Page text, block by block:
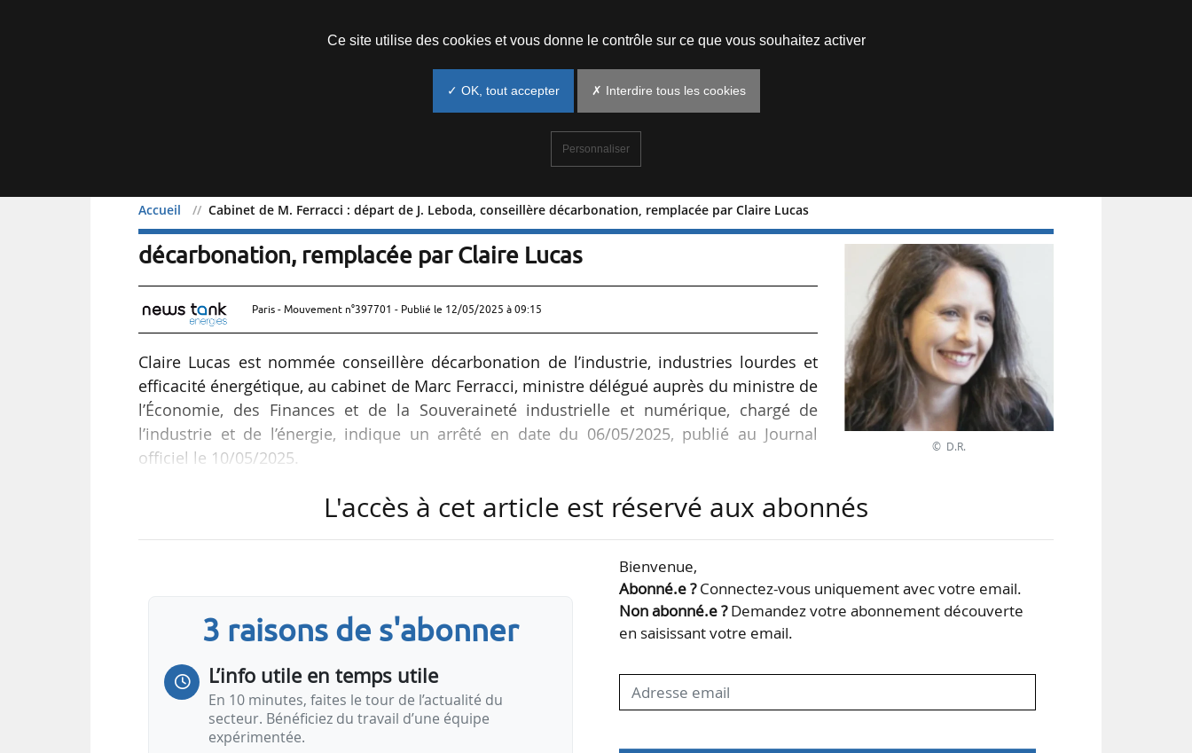
Accueil Cabinet de M. Ferracci : départ de J. Leboda, conseillère décarbonation, remplacée par Claire Lucas
Cabinet de M. Ferracci : départ de J. Leboda, conseillère
décarbonation, remplacée par Claire Lucas
Paris - Mouvement n°397701 - Publié le 12/05/2025 à 09:15
Claire Lucas est nommée conseillère décarbonation de l’industrie, industries lourdes et
efficacité énergétique, au cabinet de Marc Ferracci, ministre délégué auprès du ministre de
l’Économie, des Finances et de la Souveraineté industrielle et numérique, chargé de
l’industrie et de l’énergie, indique un arrêté en date du 06/05/2025, publié au Journal
officiel le 10/05/2025.
Elle remplace Juliette Leboda qui était conseillère décarbonation de l’industrie de Marc
numérique du 06/05/2025 annonce le départ de Juliette Leboda du cabinet du ministre.
Claire Lucas, ingénieure des mines, était auparavant cheffe du bureau des…
© D.R.
L'accès à cet article est réservé aux abonnés
3 raisons de s'abonner
L’info utile en temps utile
En 10 minutes, faites le tour de l’actualité du
secteur. Bénéficiez du travail d’une équipe
expérimentée.
Bienvenue,
Abonné.e ?Connectez-vous uniquement avec votre email.
Non abonné.e ?Demandez votre abonnement découverte
en saisissant votre email.
Ce site utilise des cookies et vous donne le contrôle sur ce que vous souhaitez activer
✓ OK, tout accepter ✗ Interdire tous les cookies
Personnaliser